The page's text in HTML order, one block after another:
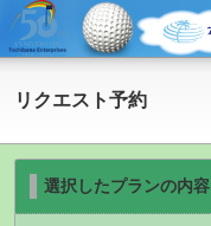
リクエスト予約
選択したプランの内容